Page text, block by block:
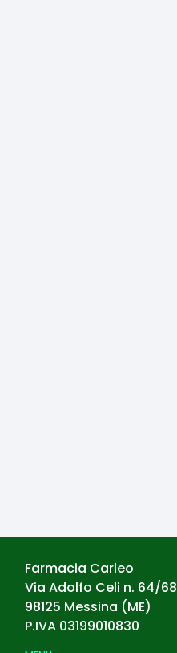
Farmacia Carleo
Via Adolfo Celi n. 64/68
98125 Messina (ME)
P.IVA 03199010830